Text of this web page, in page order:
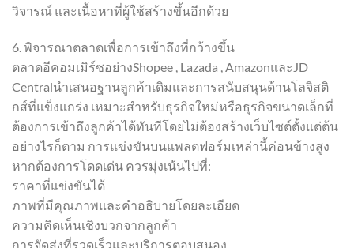
วิจารณ์ และเนื้อหาที่ผู้ใช้สร้างขึ้นอีกด้วย
6. พิจารณาตลาดเพื่อการเข้าถึงที่กว้างขึ้น
ตลาดอีคอมเมิร์ซอย่างShopee , Lazada , AmazonและJD
Centralนำเสนอฐานลูกค้าเดิมและการสนับสนุนด้านโลจิสติ
กส์ที่แข็งแกร่ง เหมาะสำหรับธุรกิจใหม่หรือธุรกิจขนาดเล็กที่
ต้องการเข้าถึงลูกค้าได้ทันทีโดยไม่ต้องสร้างเว็บไซต์ตั้งแต่ต้น
อย่างไรก็ตาม การแข่งขันบนแพลตฟอร์มเหล่านี้ค่อนข้างสูง
หากต้องการโดดเด่น ควรมุ่งเน้นไปที่:
ราคาที่แข่งขันได้
ภาพที่มีคุณภาพและคำอธิบายโดยละเอียด
ความคิดเห็นเชิงบวกจากลูกค้า
การจัดส่งที่รวดเร็วและบริการตอบสนอง